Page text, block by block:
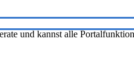
und kannst alle